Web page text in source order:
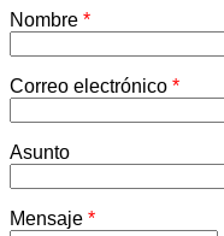
Nombre *
Correo electrónico *
Asunto
Mensaje *